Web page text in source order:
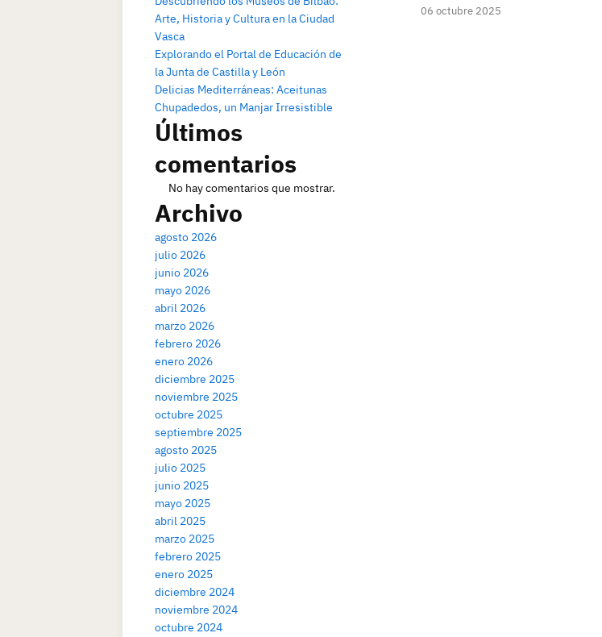
Arte, Historia y Cultura en la Ciudad
Vasca
Explorando el Portal de Educación de
la Junta de Castilla y León
Delicias Mediterráneas: Aceitunas
Chupadedos, un Manjar Irresistible
Últimos
comentarios
No hay comentarios que mostrar.
Archivo
agosto 2026
julio 2026
junio 2026
mayo 2026
abril 2026
marzo 2026
febrero 2026
enero 2026
diciembre 2025
noviembre 2025
octubre 2025
septiembre 2025
agosto 2025
julio 2025
junio 2025
mayo 2025
abril 2025
marzo 2025
febrero 2025
enero 2025
diciembre 2024
noviembre 2024
octubre 2024
06 octubre 2025